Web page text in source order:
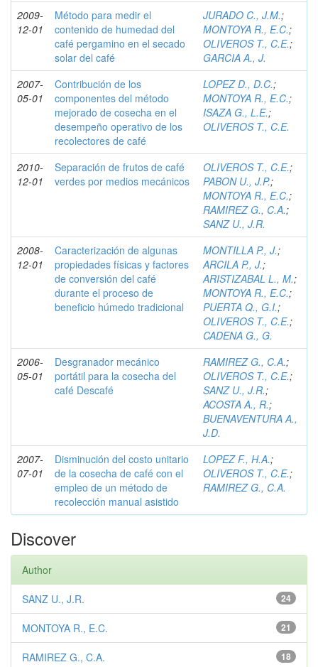
2009-
12-01
Método para medir el
contenido de humedad del
café pergamino en el secado
solar del café
JURADO C., J.M.;
MONTOYA R., E.C.;
OLIVEROS T., C.E.;
GARCIA A., J.
2007-
05-01
Contribución de los
componentes del método
mejorado de cosecha en el
desempeño operativo de los
recolectores de café
LOPEZ D., D.C.;
MONTOYA R., E.C.;
ISAZA G., L.E.;
OLIVEROS T., C.E.
2010-
12-01
Separación de frutos de café
verdes por medios mecánicos
OLIVEROS T., C.E.;
PABON U., J.P.;
MONTOYA R., E.C.;
RAMIREZ G., C.A.;
SANZ U., J.R.
2008-
12-01
Caracterización de algunas
propiedades físicas y factores
de conversión del café
durante el proceso de
beneficio húmedo tradicional
MONTILLA P., J.;
ARCILA P., J.;
ARISTIZABAL L., M.;
MONTOYA R., E.C.;
PUERTA Q., G.I.;
OLIVEROS T., C.E.;
CADENA G., G.
2006-
05-01
Desgranador mecánico
portátil para la cosecha del
café Descafé
RAMIREZ G., C.A.;
OLIVEROS T., C.E.;
SANZ U., J.R.;
ACOSTA A., R.;
BUENAVENTURA A.,
J.D.
2007-
07-01
Disminución del costo unitario
de la cosecha de café con el
empleo de un método de
recolección manual asistido
LOPEZ F., H.A.;
OLIVEROS T., C.E.;
RAMIREZ G., C.A.
Discover
Author
24
SANZ U., J.R.
21
MONTOYA R., E.C.
18
RAMIREZ G., C.A.